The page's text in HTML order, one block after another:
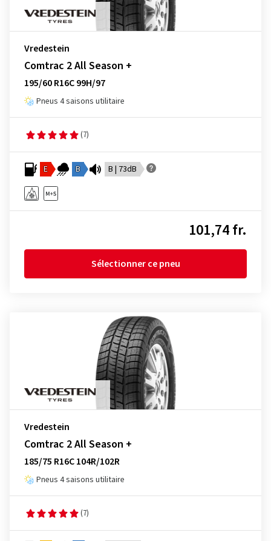
Vredestein
Comtrac 2 All Season +
195/60 R16C 99H/97
Pneus 4 saisons utilitaire
(7)
E B B | 73dB
101,74 fr.
Sélectionner ce pneu
Vredestein
Comtrac 2 All Season +
185/75 R16C 104R/102R
Pneus 4 saisons utilitaire
(7)